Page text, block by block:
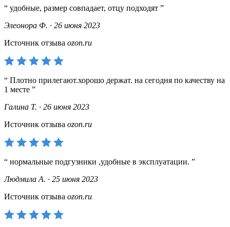
удобные, размер совпадает, отцу подходят
Элеонора Ф. · 26 июня 2023
Источник отзыва ozon.ru
Плотно прилегают.хорошо держат. на сегодня по качеству на
1 месте
Галина Т. · 26 июня 2023
Источник отзыва ozon.ru
нормальные подгузники ,удобные в эксплуатации.
Людмила А. · 25 июня 2023
Источник отзыва ozon.ru